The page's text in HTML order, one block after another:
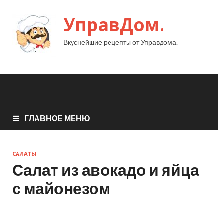
УправДом.
Вкуснейшие рецепты от Управдома.
ГЛАВНОЕ МЕНЮ
САЛАТЫ
Салат из авокадо и яйца
с майонезом